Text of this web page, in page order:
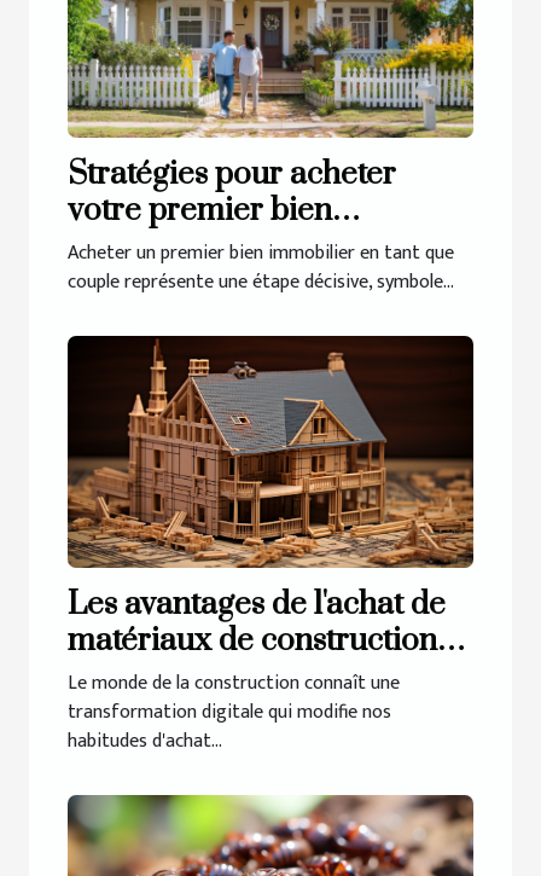
Stratégies pour acheter
votre premier bien
immobilier en couple
Acheter un premier bien immobilier en tant que
couple représente une étape décisive, symbole...
Les avantages de l'achat de
matériaux de construction
en ligne
Le monde de la construction connaît une
transformation digitale qui modifie nos
habitudes d'achat...